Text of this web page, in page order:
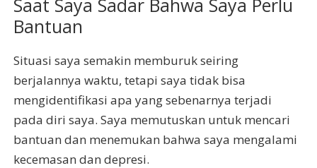
Saat Saya Sadar Bahwa Saya Perlu
Bantuan
Situasi saya semakin memburuk seiring
berjalannya waktu, tetapi saya tidak bisa
mengidentifikasi apa yang sebenarnya terjadi
pada diri saya. Saya memutuskan untuk mencari
bantuan dan menemukan bahwa saya mengalami
kecemasan dan depresi.